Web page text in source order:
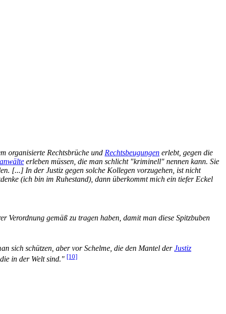
organisierte Rechtsbrüche und Rechtsbeugungen erlebt, gegen die
erleben müssen, die man schlicht "kriminell" nennen kann. Sie
[...] In der Justiz gegen solche Kollegen vorzugehen, ist nicht
(ich bin im Ruhestand), dann überkommt mich ein tiefer Eckel
Verordnung gemäß zu tragen haben, damit man diese Spitzbuben
sich schützen, aber vor Schelme, die den Mantel derJustiz
in der Welt sind." [10]